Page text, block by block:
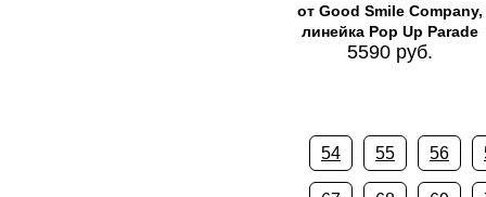
от Good Smile Company,
линейка Pop Up Parade
5590 руб.
54 55 56